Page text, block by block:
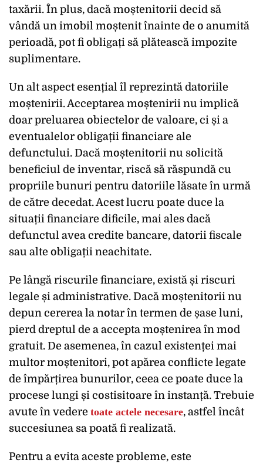
taxării. În plus, dacă moștenitorii decid să
vândă un imobil moștenit înainte de o anumită
perioadă, pot fi obligați să plătească impozite
suplimentare.
Un alt aspect esențial îl reprezintă datoriile
moștenirii. Acceptarea moștenirii nu implică
doar preluarea obiectelor de valoare, ci și a
eventualelor obligații financiare ale
defunctului. Dacă moștenitorii nu solicită
beneficiul de inventar, riscă să răspundă cu
propriile bunuri pentru datoriile lăsate în urmă
de către decedat. Acest lucru poate duce la
situații financiare dificile, mai ales dacă
defunctul avea credite bancare, datorii fiscale
sau alte obligații neachitate.
Pe lângă riscurile financiare, există și riscuri
legale și administrative. Dacă moștenitorii nu
depun cererea la notar în termen de șase luni,
pierd dreptul de a accepta moștenirea în mod
gratuit. De asemenea, în cazul existenței mai
multor moștenitori, pot apărea conflicte legate
de împărțirea bunurilor, ceea ce poate duce la
procese lungi și costisitoare în instanță. Trebuie
avute în vedere toate actele necesare, astfel încât
succesiunea sa poată fi realizată.
Pentru a evita aceste probleme, este